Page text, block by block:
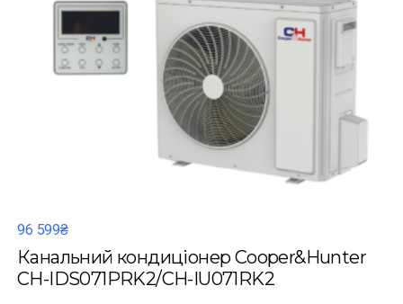
96 599₴
Канальний кондиціонер Cooper&Hunter
CH-IDS071PRK2/CH-IU071RK2